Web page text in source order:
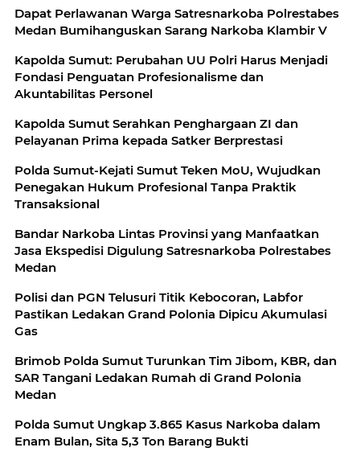
Dapat Perlawanan Warga Satresnarkoba Polrestabes
Medan Bumihanguskan Sarang Narkoba Klambir V
Kapolda Sumut: Perubahan UU Polri Harus Menjadi
Fondasi Penguatan Profesionalisme dan
Akuntabilitas Personel
Kapolda Sumut Serahkan Penghargaan ZI dan
Pelayanan Prima kepada Satker Berprestasi
Polda Sumut-Kejati Sumut Teken MoU, Wujudkan
Penegakan Hukum Profesional Tanpa Praktik
Transaksional
Bandar Narkoba Lintas Provinsi yang Manfaatkan
Jasa Ekspedisi Digulung Satresnarkoba Polrestabes
Medan
Polisi dan PGN Telusuri Titik Kebocoran, Labfor
Pastikan Ledakan Grand Polonia Dipicu Akumulasi
Gas
Brimob Polda Sumut Turunkan Tim Jibom, KBR, dan
SAR Tangani Ledakan Rumah di Grand Polonia
Medan
Polda Sumut Ungkap 3.865 Kasus Narkoba dalam
Enam Bulan, Sita 5,3 Ton Barang Bukti